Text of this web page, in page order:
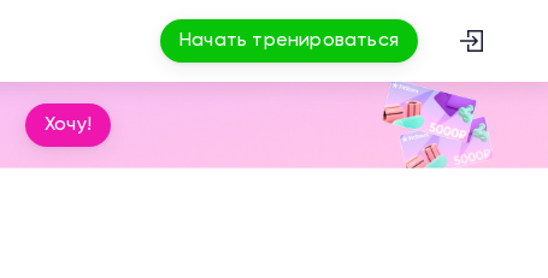
Начать тренироваться
Хочу!